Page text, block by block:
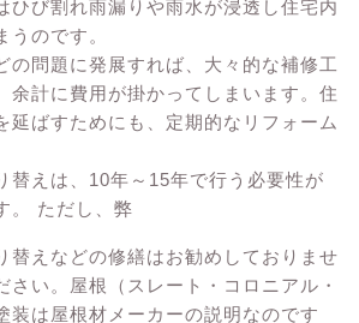
ひび割れ雨漏りや雨水が浸透し住宅内
うのです。
の問題に発展すれば、大々的な補修工
余計に費用が掛かってしまいます。住
延ばすためにも、定期的なリフォーム
替えは、10年～15年で行う必要性が
。 ただし、弊
替えなどの修繕はお勧めしておりませ
さい。屋根（スレート・コロニアル・
装は屋根材メーカーの説明なのです